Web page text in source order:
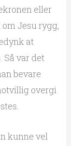
eller
Jesu rygg,
at
Så var det
bevare
overgi
kunne vel